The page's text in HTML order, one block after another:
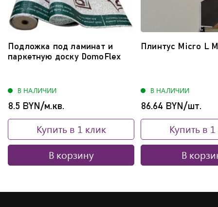
Подложка под ламинат и
паркетную доску DomoFlex
В НАЛИЧИИ
8.5 BYN/м.кв.
Купить в 1 клик
В корзину
Плинтус Micro L
В НАЛИЧИИ
86.64 BYN/шт.
Купить в
В